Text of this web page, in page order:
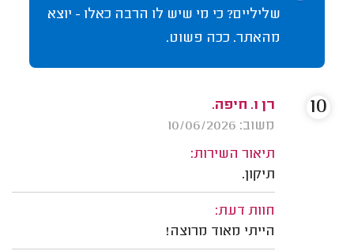
שליליים? כי מי שיש לו הרבה כאלו - יוצא
מהאתר. ככה פשוט.
רן ו. חיפה.
משוב: 10/06/2026
תיאור השירות:
תיקון.
חוות דעת:
הייתי מאוד מרוצה!
10